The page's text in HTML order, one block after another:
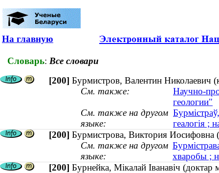
На главную
Словарь: Все словари
[200] Бурмистров, Валентин Николаевич
См. также:
Научно-
геологии"
См. также на другом
языке:
геалогія ;
[200] Бурмистрова, Виктория Иосифовна
См. также на другом
языке:
хваробы ;
[200] Бурнейка, Мікалай Іванавіч